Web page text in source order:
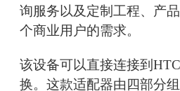
询服务以及定制工程、产
个商业用户的需求。
该设备可以直接连接到
换。这款适配器由四部分